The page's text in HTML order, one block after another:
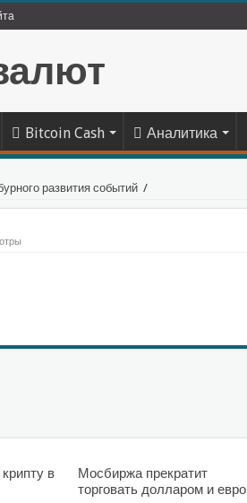
Bitcoin Cash Аналитика
развития событий /
в
Мосбиржа прекратит
торговать долларом и евро